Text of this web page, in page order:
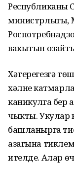
Республиканың
министрлыгы,
вакытын
Хәтерегезгә
хәлнең
каникулга бер
чыкты. Укулар
башланырга
азагына
ителде. Алар